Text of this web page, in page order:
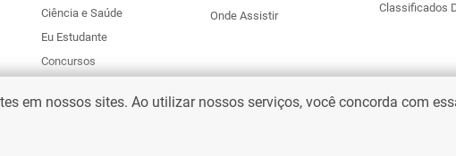
Ciência e Saúde
Eu Estudante
Concursos
Onde Assistir
Classificados
em nossos sites. Ao utilizar nossos serviços, você concorda com